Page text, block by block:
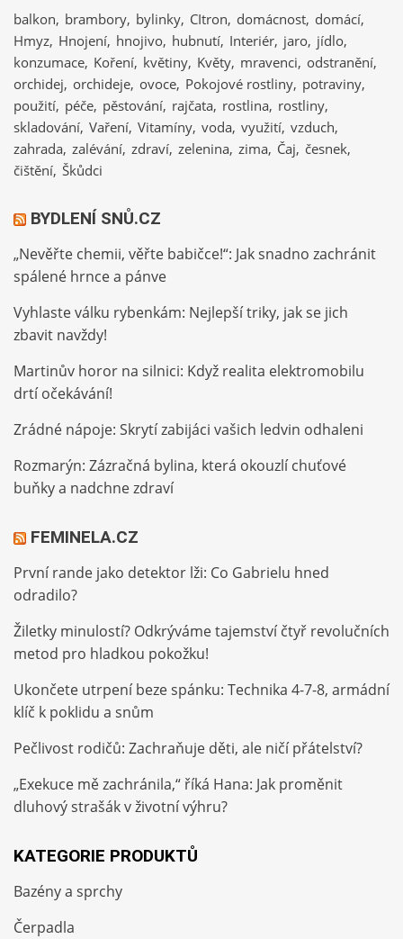
balkon brambory bylinky CItron domácnost domácí
Hmyz Hnojení hnojivo hubnutí Interiér jaro jídlo
konzumace Koření květiny Květy mravenci odstranění
orchidej orchideje ovoce Pokojové rostliny potraviny
použití péče pěstování rajčata rostlina rostliny
skladování Vaření Vitamíny voda využití vzduch
zahrada zalévání zdraví zelenina zima Čaj česnek
čištění Škůdci
BYDLENÍ SNŮ.CZ
„Nevěřte chemii, věřte babičce!“: Jak snadno zachránit
spálené hrnce a pánve
Vyhlaste válku rybenkám: Nejlepší triky, jak se jich
zbavit navždy!
Martinův horor na silnici: Když realita elektromobilu
drtí očekávání!
Zrádné nápoje: Skrytí zabijáci vašich ledvin odhaleni
Rozmarýn: Zázračná bylina, která okouzlí chuťové
buňky a nadchne zdraví
FEMINELA.CZ
První rande jako detektor lži: Co Gabrielu hned
odradilo?
Žiletky minulostí? Odkrýváme tajemství čtyř revolučních
metod pro hladkou pokožku!
Ukončete utrpení beze spánku: Technika 4-7-8, armádní
klíč k poklidu a snům
Pečlivost rodičů: Zachraňuje děti, ale ničí přátelství?
„Exekuce mě zachránila,“ říká Hana: Jak proměnit
dluhový strašák v životní výhru?
KATEGORIE PRODUKTŮ
Bazény a sprchy
Čerpadla